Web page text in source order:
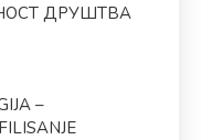
ДРУШТВА
–